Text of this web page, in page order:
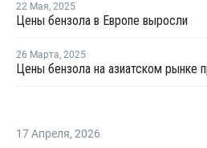
22 Мая, 2025
Цены бензола в Европе выросли
26 Марта, 2025
Цены бензола на азиатском рынке
17 Апреля, 2026